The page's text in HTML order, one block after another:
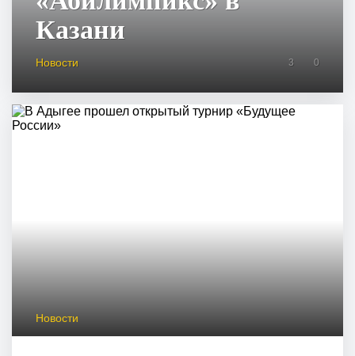
Казани
Новости 3 0
Новости